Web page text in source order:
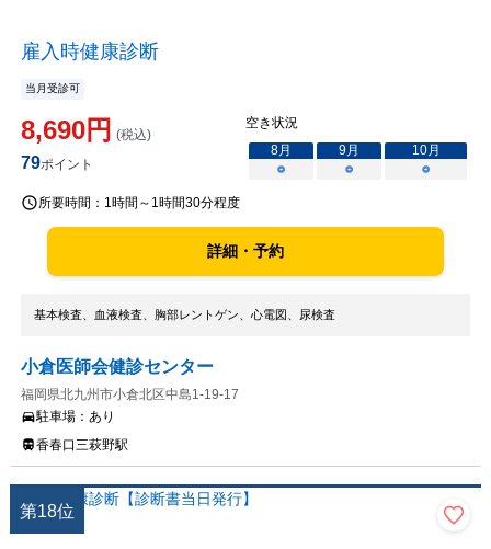
雇入時健康診断
当月受診可
8,690円 (税込)
79ポイント
空き状況
8月 9月 10月
○
○ ○
所要時間： 1時間～1時間30分程度
詳細・予約
基本検査、血液検査、胸部レントゲン、心電図、尿検査
小倉医師会健診センター
福岡県北九州市小倉北区中島1-19-17
駐車場： あり
香春口三萩野駅
第18位